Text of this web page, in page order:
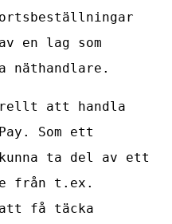
en lag som
näthandlare.
att handla
Som ett
ta del av ett
från t.ex.
få täcka